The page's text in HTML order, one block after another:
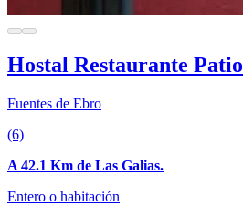
Hostal Restaurante Patio
Fuentes de Ebro
(6)
A 42.1 Km de Las Galias.
Entero o habitación